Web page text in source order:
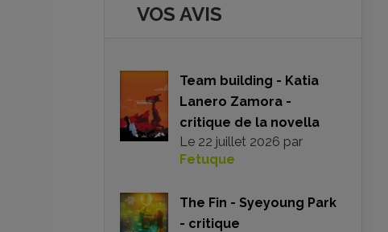
VOS AVIS
Team building - Katia
Lanero Zamora -
critique de la novella
Le 22 juillet 2026 par
Fetuque
The Fin - Syeyoung Park
- critique